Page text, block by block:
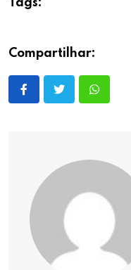
Tags:
Compartilhar: